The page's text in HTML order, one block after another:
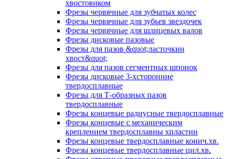
хвостовиком
Фрезы червячные для зубчатых колес
Фрезы червячные для зубьев звездочек
Фрезы червячные для шлицевых валов
Фрезы дисковые пазовые
Фрезы для пазов &quot;ласточкин
хвост&quot;
Фрезы для пазов сегментных шпонок
Фрезы дисковые 3-хсторонние
твердосплавные
Фрезы для Т-образных пазов
твердосплавные
Фрезы концевые радиусные твердосплавные
Фрезы концевые с механическим
креплением твердосплавны хпластин
Фрезы концевые твердосплавные конич.хв.
Фрезы концевые твердосплавные цил.хв.